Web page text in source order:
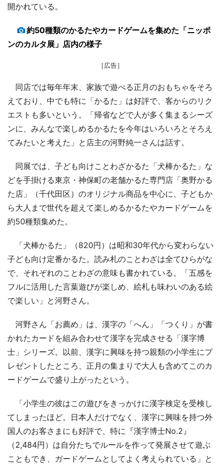
開かれている。
約50種類のかるたやカードゲームを集めた「ニッポ
ンのカルタ展」店内の様子
［広告］
同店では毎年年末、家族で遊べる正月のおもちゃをそろ
えており、中でも特に「かるた」は好評で、客からのリク
エストも多いという。「帰省などで人が多く集まるシーズ
ンに、みんなで楽しめるかるたを今年はいろいろとそろえ
てみたいと考えた」と店主の河野純一さんは話す。
同展では、子ども向けことわざかるた「犬棒かるた」な
どを手掛ける東京・神保町の老舗かるた専門店「奥野かる
た店」（千代田区）のオリジナル商品を中心に、子どもか
ら大人まで世代を超えて楽しめるかるたやカードゲームを
約50種類集めた。
「犬棒かるた」（820円）は昭和30年代から変わらない
子ども向け定番かるた。読み札のことわざは全てひらがな
で、それぞれのことわざの意味も書かれている。「五感を
フルに活用した言葉遊びが楽しめ、絵札も味わいのある絵
で楽しい」と河野さん。
河野さん「お薦め」は、漢字の「へん」「つくり」が書
かれたカードを組み合わせて漢字を完成させる「漢字博
士」シリーズ。以前、漢字に興味を持つ親類の小学生にプ
レゼントしたところ、正月の集まりで大人も含めてこのカ
ードゲームで盛り上がったという。
「小学生の彼はこの遊びをきっかけに漢字検定を受検し
てしまったほど。日本人だけでなく、漢字に興味を持つ外
国人のお客さまにも好評で、特に『漢字博士No.2』
（2,484円）は自分たちでルールを作って発展させて遊ぶ
こともでき、ガードゲームとしてよく考えられている」と